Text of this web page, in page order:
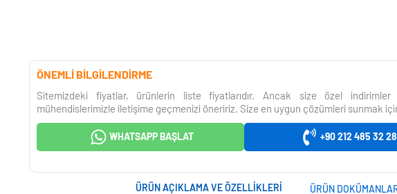
ÖNEMLİ BİLGİLENDİRME
Sitemizdeki fiyatlar, ürünlerin liste fiyatlarıdır. Ancak size özel indirimler
mühendislerimizle iletişime geçmenizi öneririz. Size en uygun çözümleri sunmak
WHATSAPP BAŞLAT +90 212 485 32 28
ÜRÜN AÇIKLAMA VE ÖZELLIKLERI ÜRÜN